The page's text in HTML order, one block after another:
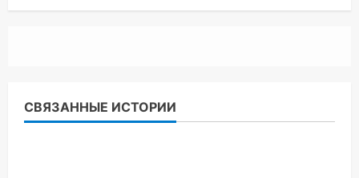
СВЯЗАННЫЕ ИСТОРИИ